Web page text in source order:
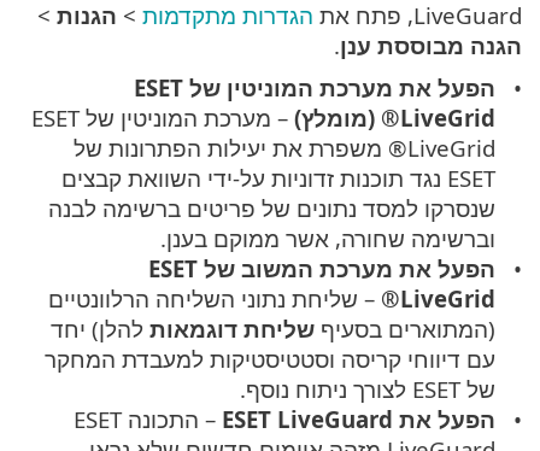
LiveGuard, פתח את הגדרות מתקדמות > הגנות >
הגנה מבוססת ענן.
הפעל את מערכת המוניטין של ESET
LiveGrid® (מומלץ)
– מערכת המוניטין של ESET
LiveGrid® משפרת את יעילות הפתרונות של
ESET נגד תוכנות זדוניות על-ידי השוואת קבצים
שנסרקו למסד נתונים של פריטים ברשימה לבנה
וברשימה שחורה, אשר ממוקם בענן.
הפעל את מערכת המשוב של ESET
LiveGrid®
– שליחת נתוני השליחה הרלוונטיים
(המתוארים בסעיףשליחת דוגמאות להלן) יחד
עם דיווחי קריסה וסטטיסטיקות למעבדת המחקר
של ESET לצורך ניתוח נוסף.
הפעל את ESET LiveGuard
– התכונה ESET